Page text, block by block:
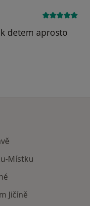
detem aprosto
Váš účet byl odstraněn
Místku
Jičíně